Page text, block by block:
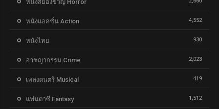
หนังสยองขวัญ Horror
หนังแอคชั่น Action 4,552
หนังไทย 930
อาชญากรรม Crime 2,023
เพลงดนตรี Musical 419
แฟนตาซี Fantasy 1,512